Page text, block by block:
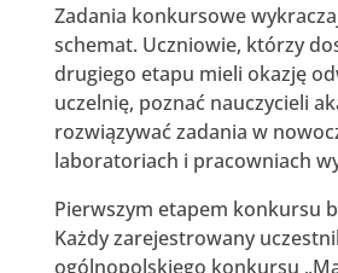
Zadania konkursowe
schemat. Uczniowie, którzy
drugiego etapu mieli okazję
uczelnię, poznać nauczycieli
rozwiązywać zadania w
laboratoriach i pracowniach
Pierwszym etapem konkursu
Każdy zarejestrowany
ogólnopolskiego konkursu